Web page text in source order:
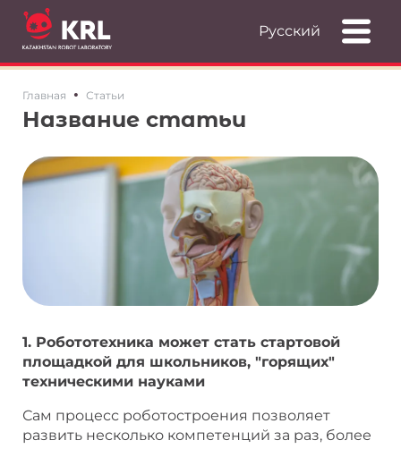
Главная • Статьи
Название статьи
1. Робототехника может стать стартовой
площадкой для школьников, "горящих"
техническими науками
Сам процесс роботостроения позволяет
развить несколько компетенций за раз, более
Русский